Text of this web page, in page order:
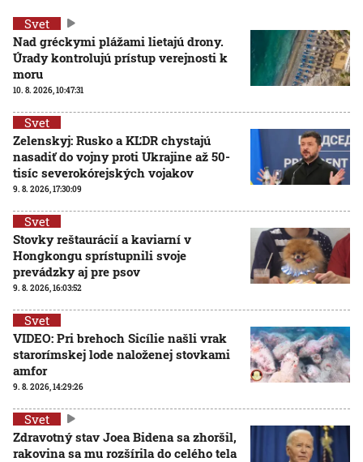
Svet
Nad gréckymi plážami lietajú drony.
Úrady kontrolujú prístup verejnosti k
moru
10. 8. 2026, 10:47:31
Svet
Zelenskyj: Rusko a KĽDR chystajú
nasadiť do vojny proti Ukrajine až 50-
tisíc severokórejských vojakov
9. 8. 2026, 17:30:09
Svet
Stovky reštaurácií a kaviarní v
Hongkongu sprístupnili svoje
prevádzky aj pre psov
9. 8. 2026, 16:03:52
Svet
VIDEO: Pri brehoch Sicílie našli vrak
starorímskej lode naloženej stovkami
amfor
9. 8. 2026, 14:29:26
Svet
Zdravotný stav Joea Bidena sa zhoršil,
rakovina sa mu rozšírila do celého tela